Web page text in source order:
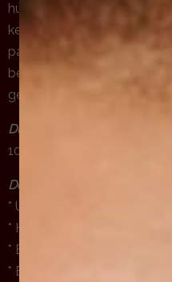
huidtype en de perfecte
passen we de
behoeften, zodat jij straalt
gebalanceerde huid.
Duur behandeling:
100 minuten
Deze behandeling bestaat
* Uitgebreid intakegesprek
* Huidanalyse
* Behandeling met Dr.
* Bijkommoment met